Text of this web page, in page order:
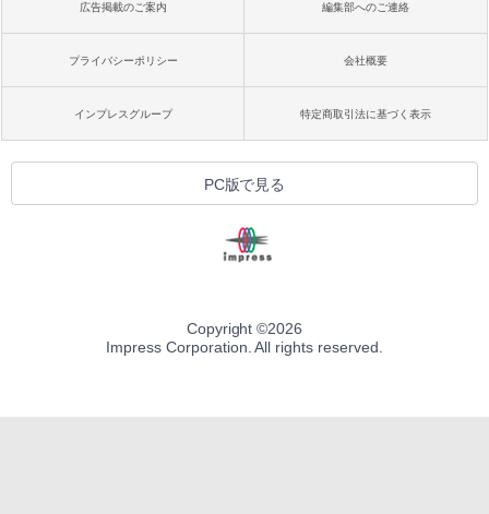
広告掲載のご案内 編集部へのご連絡
プライバシーポリシー 会社概要
インプレスグループ 特定商取引法に基づく表示
PC版で見る
Copyright ©2026
Impress Corporation. All rights reserved.